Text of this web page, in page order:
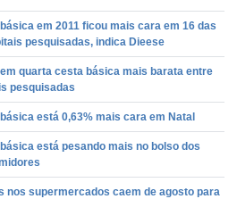
em 2011 ficou mais cara em 16 das
pesquisadas, indica Dieese
quarta cesta básica mais barata entre
pesquisadas
está 0,63% mais cara em Natal
está pesando mais no bolso dos
nos supermercados caem de agosto para